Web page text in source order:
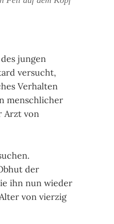
jungen
versucht,
Verhalten
menschlicher
Arzt von
der
ihn nun wieder
von vierzig